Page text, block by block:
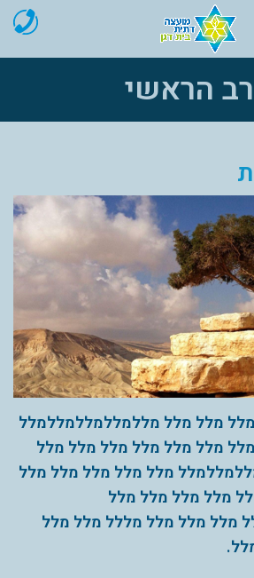
הראשי
מלל מלל מללמללמללמללמלל
מלל מלל מלל מלל מלל מלל
מלל מלל מלל מלל מלל
מלל מלל מלל מלל
מלל מלל מלל מללל מלל מלל